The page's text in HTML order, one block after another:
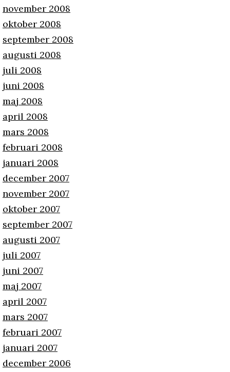
november 2008
oktober 2008
september 2008
augusti 2008
juli 2008
juni 2008
maj 2008
april 2008
mars 2008
februari 2008
januari 2008
december 2007
november 2007
oktober 2007
september 2007
augusti 2007
juli 2007
juni 2007
maj 2007
april 2007
mars 2007
februari 2007
januari 2007
december 2006